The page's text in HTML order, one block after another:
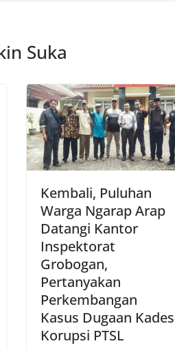
Suka
Kembali, Puluhan
Warga Ngarap Arap
Datangi Kantor
Inspektorat
Grobogan,
Pertanyakan
Perkembangan
Kasus Dugaan Kades
Korupsi PTSL